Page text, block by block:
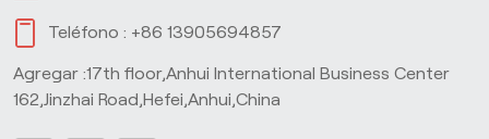
Teléfono : +86 13905694857
Agregar :17th floor,Anhui International Business Center
162,Jinzhai Road,Hefei,Anhui,China